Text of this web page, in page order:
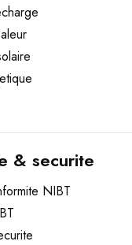
& securite
NIBT